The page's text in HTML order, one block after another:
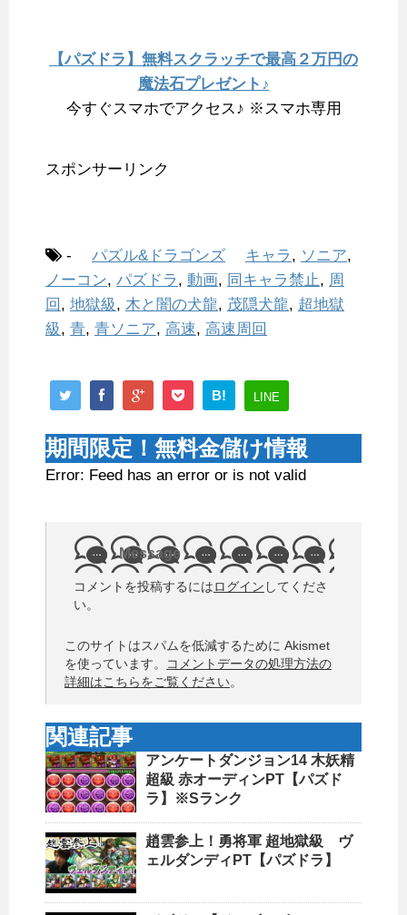
【パズドラ】無料スクラッチで最高２万円の
魔法石プレゼント♪
今すぐスマホでアクセス♪ ※スマホ専用
スポンサーリンク
- パズル&ドラゴンズ キャラ , ソニア,
ノーコン, パズドラ , 動画, 同キャラ禁止, 周
回 , 地獄級, 木と闇の犬龍, 茂隠犬龍, 超地獄
級, 青, 青ソニア, 高速, 高速周回
B! LINE
期間限定！無料金儲け情報
Error: Feed has an error or is not valid
Message
コメントを投稿するにはログイン してくださ
い。
このサイトはスパムを低減するために Akismet
を使っています。
コメントデータの処理方法の
詳細はこちらをご覧ください。
関連記事
アンケートダンジョン14 木妖精
超級 赤オーディンPT【パズド
ラ】※Sランク
趙雲参上！勇将軍 超地獄級 ヴ
ェルダンディPT【パズドラ】